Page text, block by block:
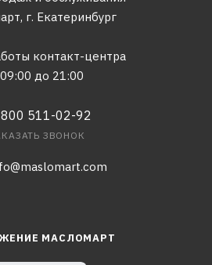
г. Екатеринбург
контакт-центра
до 21:00
511-02-92
ЗВОНОК
МАСЛОМАРТ